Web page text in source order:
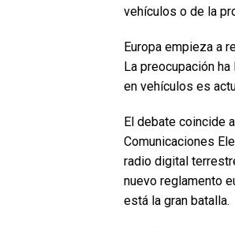
vehículos o de la
Europa empieza a
La preocupación
en vehículos es
El debate coincide
Comunicaciones
radio digital
nuevo reglamento
está la gran batalla.